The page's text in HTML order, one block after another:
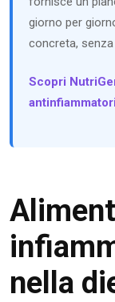
giorno per
concreta,
Scopri
nella